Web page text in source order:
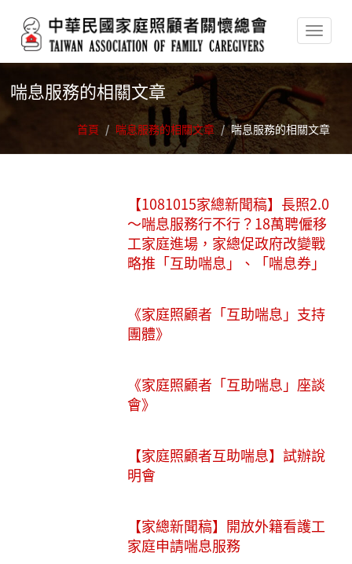
喘息服務的相關文章
首頁 / 喘息服務的相關文章 / 喘息服務的相關文章
【1081015家總新聞稿】長照2.0
～喘息服務行不行？18萬聘僱移
工家庭進場，家總促政府改變戰
略推「互助喘息」、「喘息券」
《家庭照顧者「互助喘息」支持
團體》
《家庭照顧者「互助喘息」座談
會》
【家庭照顧者互助喘息】試辦說
明會
【家總新聞稿】開放外籍看護工
家庭申請喘息服務